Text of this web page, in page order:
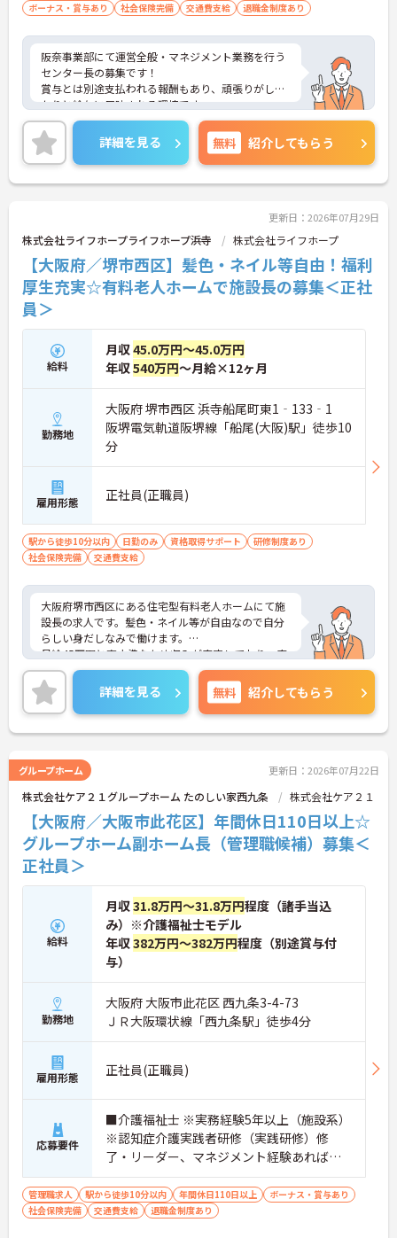
ボーナス・賞与あり
社会保険完備 交通費支給 退職金制度あり
阪奈事業部にて運営全般・マネジメント業務を行う
センター長の募集です！
賞与とは別途支払われる報酬もあり、頑張りがしっ
かりと給与に反映される環境です。
ご興味ある方には、面接対策ポイントなど、さらに
詳細をお話しいたしますのでお気軽にご相談くださ
い！
詳細を見る 無料 紹介してもらう
更新日：2026年07月29日
株式会社ライフホープライフホープ浜寺 株式会社ライフホープ
【大阪府／堺市西区】髪色・ネイル等自由！福利
厚生充実☆有料老人ホームで施設長の募集＜正社
員＞
給料
月収45.0万円～45.0万円
年収540万円～月給×12ヶ月
勤務地
大阪府 堺市西区 浜寺船尾町東1‐133‐1
阪堺電気軌道阪堺線「船尾(大阪)駅」徒歩10
分
雇用形態 正社員(正職員)
駅から徒歩10分以内 日勤のみ 資格取得サポート
研修制度あり
社会保険完備
交通費支給
大阪府堺市西区にある住宅型有料老人ホームにて施
設長の求人です。髪色・ネイル等が自由なので自分
らしい身だしなみで働けます。
月給45万円と高水準なため収入が安定しており、安
心して勤務していただけます。
ご興味のある方には、面接対策ポイントなど、さら
に詳細をご案内しますのでお気軽にご相談くださ
い！
詳細を見る 無料 紹介してもらう
グループホーム 更新日：2026年07月22日
株式会社ケア２１グループホーム たのしい家西九条 株式会社ケア２１
【大阪府／大阪市此花区】年間休日110日以上☆
グループホーム副ホーム長（管理職候補）募集＜
正社員＞
給料
月収31.8万円～31.8万円程度（諸手当込
み）※介護福祉士モデル
年収382万円～382万円程度（別途賞与付
与）
勤務地
大阪府 大阪市此花区 西九条3-4-73
ＪＲ大阪環状線「西九条駅」徒歩4分
雇用形態 正社員(正職員)
応募要件
■介護福祉士 ※実務経験5年以上（施設系）
※認知症介護実践者研修（実践研修）修
了・リーダー、マネジメント経験あれば尚
可
管理職求人 駅から徒歩10分以内 年間休日110日以上
ボーナス・賞与あり
社会保険完備
交通費支給 退職金制度あり